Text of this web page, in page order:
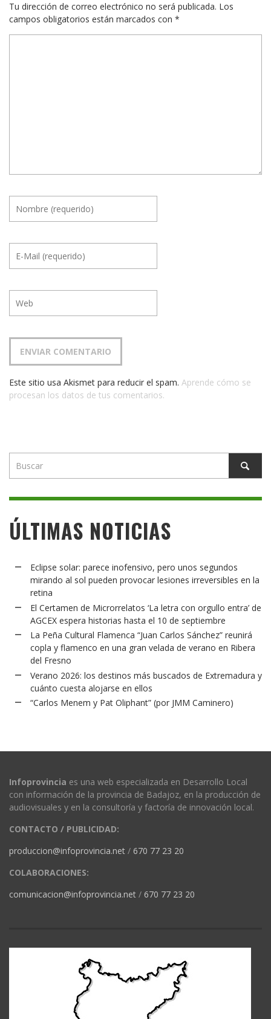
Tu dirección de correo electrónico no será publicada. Los
campos obligatorios están marcados con *
Este sitio usa Akismet para reducir el spam. Aprende cómo se
procesan los datos de tus comentarios.
ÚLTIMAS NOTICIAS
Eclipse solar: parece inofensivo, pero unos segundos
mirando al sol pueden provocar lesiones irreversibles en la
retina
El Certamen de Microrrelatos ‘La letra con orgullo entra’ de
AGCEX espera historias hasta el 10 de septiembre
La Peña Cultural Flamenca “Juan Carlos Sánchez” reunirá
copla y flamenco en una gran velada de verano en Ribera
del Fresno
Verano 2026: los destinos más buscados de Extremadura y
cuánto cuesta alojarse en ellos
“Carlos Menem y Pat Oliphant” (por JMM Caminero)
Infoprovincia es una web especializada en Desarrollo Local
con información de la provincia de Badajoz, en la producción de
audiovisuales y en la consultoría y factoría de innovación local.
CONTACTO / PUBLICIDAD:
produccion@infoprovincia.net / 670 77 23 20
COLABORACIONES:
comunicacion@infoprovincia.net / 670 77 23 20